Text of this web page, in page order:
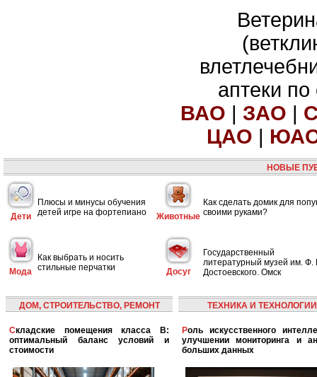
аптеки
ВАО | ЗАО |
ЦАО |
НОВЫЕ
Дети
Плюсы и минусы обучения
детей игре на фортепиано
Животные
Как сделать домик для
своими руками?
Мода
Как выбрать и носить
стильные перчатки
Досуг
Государственный
литературный музей им. Ф.
Достоевского. Омск
ДОМ, СТРОИТЕЛЬСТВО, РЕМОНТ
Складские помещения класса B:
оптимальный баланс условий и
стоимости
ТЕХНИКА И ТЕХНОЛОГИИ
Роль искусственного интеллекта в
улучшении мониторинга и
больших данных